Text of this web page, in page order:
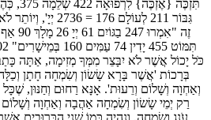
גִּבּוֹר 211 לְעוֹלָם
כֹּל יָכוֹל אֲשֶׁר לֹא יִבָּצֵר מִמְּךָ מְזִימָה, אַתָּה
בְּרָכוֹת 'אֲשֶׁר בָּרָא שָׂשׂוֹן וְשִׂמְחָה חָתָן
וְאַחְוָה וְשָׁלוֹם וְרֵעוּת'. אָנָּא רַחוּם וְחַנּוּן,
רַק יְמֵי שָׂשׂוֹן וְשִׂמְחָה אַהֲבָה וְאַחְוָה וְשָׁלוֹם
עֹנֶג וְשִׂמְחָה, וְנִהְיֶה כְּמוֹ שְׁנֵי הַכְּרוּבִים